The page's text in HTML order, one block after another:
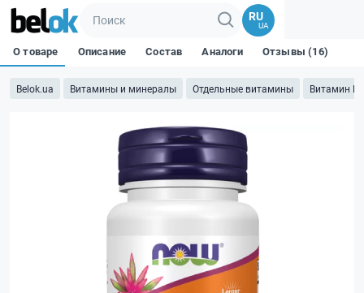
RU
UA
Belok.ua Витамины и минералы Отдельные витамины Витамин D
О товаре Описание Состав Аналоги Отзывы (16)